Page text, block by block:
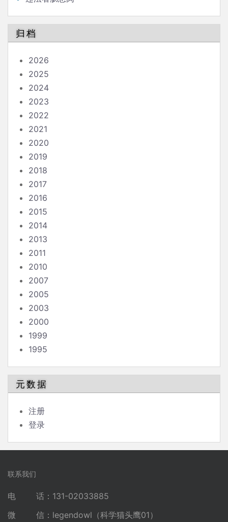
归档
2026
2025
2024
2023
2022
2021
2020
2019
2018
2017
2016
2015
2014
2013
2011
2010
2007
2005
2003
2000
1999
1995
元数据
注册
登录
联系我们
电 话：131-02033885
微 信：legendowl（科学猫头鹰01）